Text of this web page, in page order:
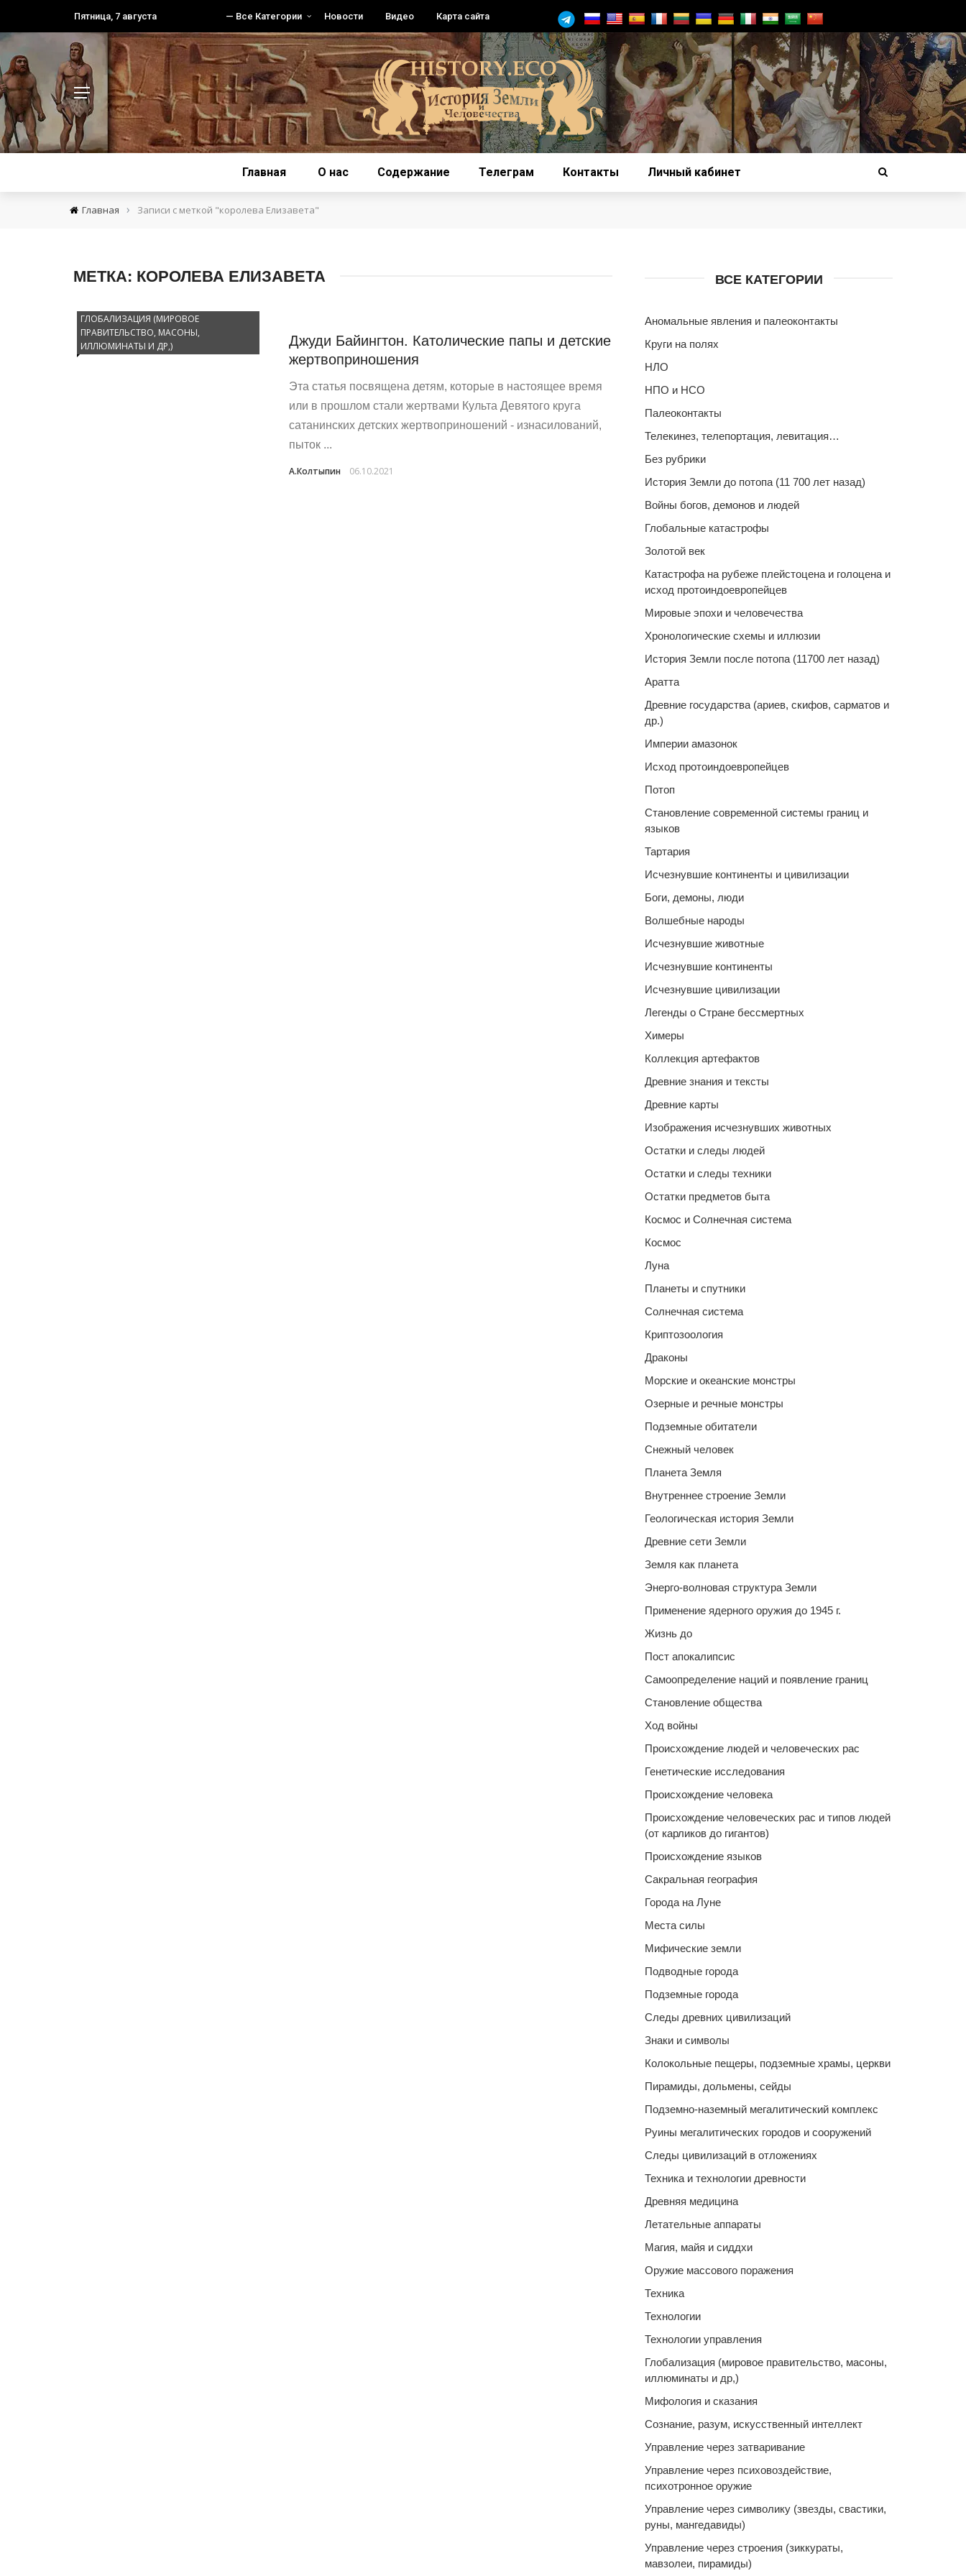
Пятница, 7 августа — Все Категории Новости Видео Карта сайта
Главная О нас Содержание Телеграм Контакты Личный кабинет
Главная › Записи с меткой "королева Елизавета"
МЕТКА: КОРОЛЕВА ЕЛИЗАВЕТА
ГЛОБАЛИЗАЦИЯ (МИРОВОЕ
ПРАВИТЕЛЬСТВО, МАСОНЫ,
ИЛЛЮМИНАТЫ И ДР,)
Джуди Байингтон. Католические папы и детские
жертвоприношения
Эта статья посвящена детям, которые в настоящее время
или в прошлом стали жертвами Культа Девятого круга
сатанинских детских жертвоприношений - изнасилований,
пыток ...
А.Колтыпин 06.10.2021
ВСЕ КАТЕГОРИИ
Аномальные явления и палеоконтакты
Круги на полях
НЛО
НПО и НСО
Палеоконтакты
Телекинез, телепортация, левитация…
Без рубрики
История Земли до потопа (11 700 лет назад)
Войны богов, демонов и людей
Глобальные катастрофы
Золотой век
Катастрофа на рубеже плейстоцена и голоцена и
исход протоиндоевропейцев
Мировые эпохи и человечества
Хронологические схемы и иллюзии
История Земли после потопа (11700 лет назад)
Аратта
Древние государства (ариев, скифов, сарматов и
др.)
Империи амазонок
Исход протоиндоевропейцев
Потоп
Становление современной системы границ и
языков
Тартария
Исчезнувшие континенты и цивилизации
Боги, демоны, люди
Волшебные народы
Исчезнувшие животные
Исчезнувшие континенты
Исчезнувшие цивилизации
Легенды о Стране бессмертных
Химеры
Коллекция артефактов
Древние знания и тексты
Древние карты
Изображения исчезнувших животных
Остатки и следы людей
Остатки и следы техники
Остатки предметов быта
Космос и Солнечная система
Космос
Луна
Планеты и спутники
Солнечная система
Криптозоология
Драконы
Морские и океанские монстры
Озерные и речные монстры
Подземные обитатели
Снежный человек
Планета Земля
Внутреннее строение Земли
Геологическая история Земли
Древние сети Земли
Земля как планета
Энерго-волновая структура Земли
Применение ядерного оружия до 1945 г.
Жизнь до
Пост апокалипсис
Самоопределение наций и появление границ
Становление общества
Ход войны
Происхождение людей и человеческих рас
Генетические исследования
Происхождение человека
Происхождение человеческих рас и типов людей
(от карликов до гигантов)
Происхождение языков
Сакральная география
Города на Луне
Места силы
Мифические земли
Подводные города
Подземные города
Следы древних цивилизаций
Знаки и символы
Колокольные пещеры, подземные храмы, церкви
Пирамиды, дольмены, сейды
Подземно-наземный мегалитический комплекс
Руины мегалитических городов и сооружений
Следы цивилизаций в отложениях
Техника и технологии древности
Древняя медицина
Летательные аппараты
Магия, майя и сиддхи
Оружие массового поражения
Техника
Технологии
Технологии управления
Глобализация (мировое правительство, масоны,
иллюминаты и др,)
Мифология и сказания
Сознание, разум, искусственный интеллект
Управление через затваривание
Управление через психовоздействие,
психотронное оружие
Управление через символику (звезды, свастики,
руны, мангедавиды)
Управление через строения (зиккураты,
мавзолеи, пирамиды)